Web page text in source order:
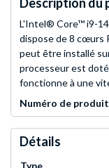
L'Intel® Core™ i9-
dispose de 8 cœurs
peut être installé
processeur est
fonctionne à une
Numéro de
Détails
Type